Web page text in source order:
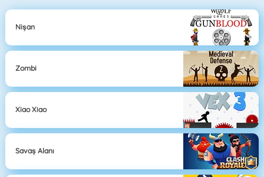
Nişan
Zombi
Xiao Xiao
Savaş Alanı